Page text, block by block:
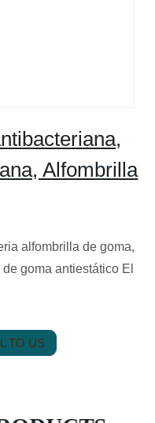
Alfombrilla
alfombrilla de goma,
goma antiestático El
TO US